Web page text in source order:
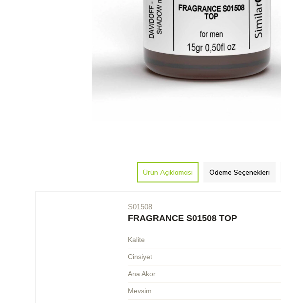
Ürün Açıklaması Ödeme Seçenekleri
S01508
FRAGRANCE S01508 TOP
Kalite
Cinsiyet
Ana Akor
Mevsim